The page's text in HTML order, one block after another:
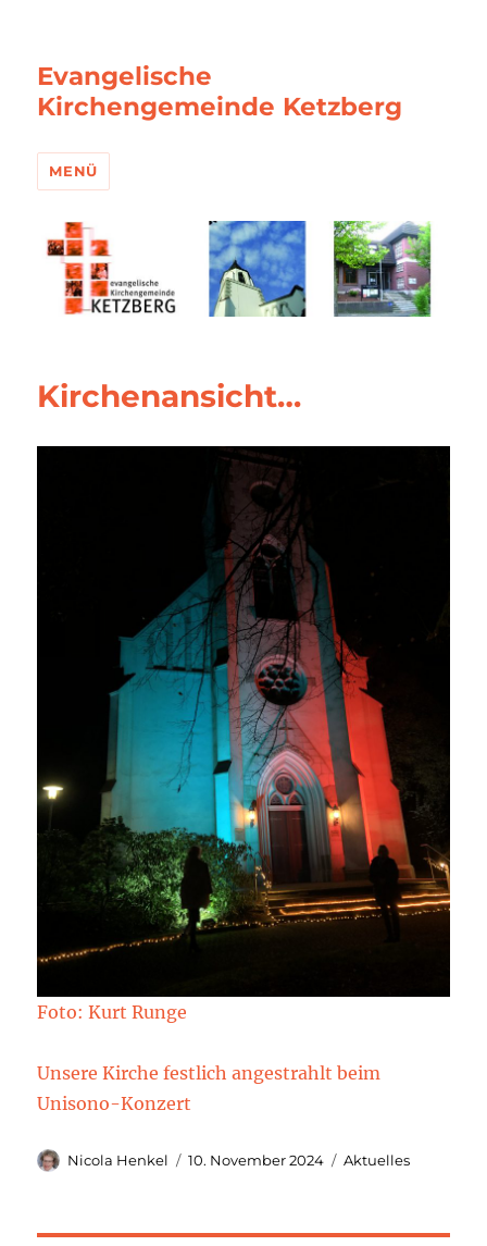
Evangelische
Kirchengemeinde Ketzberg
MENÜ
Kirchenansicht…
Foto: Kurt Runge
Unsere Kirche festlich angestrahlt beim
Unisono-Konzert
Autor
Nicola Henkel
Veröffentlicht
10. November 2024 Kategorien
Aktuelles